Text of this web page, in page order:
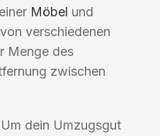
Möbel und
verschiedenen
Menge des
zwischen
Um dein Umzugsgut